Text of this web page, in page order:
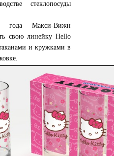
стеклопосуды
Макси-Вижн
свою линейку Hello
и кружками в